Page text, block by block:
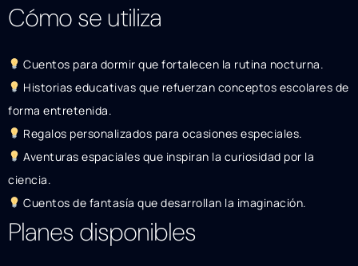
Cómo se utiliza
Cuentos para dormir que fortalecen la rutina nocturna.
Historias educativas que refuerzan conceptos escolares de
forma entretenida.
Regalos personalizados para ocasiones especiales.
Aventuras espaciales que inspiran la curiosidad por la
ciencia.
Cuentos de fantasía que desarrollan la imaginación.
Planes disponibles